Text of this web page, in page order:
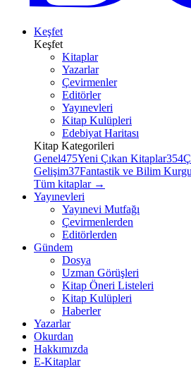
Keşfet
Keşfet
Kitaplar
Yazarlar
Çevirmenler
Editörler
Yayınevleri
Kitap Kulüpleri
Edebiyat Haritası
Kitap Kategorileri
Genel475Yeni Çıkan Kitaplar354
Gelişim37Fantastik ve Bilim Kurgu
Tüm kitaplar →
Yayınevleri
Yayınevi Mutfağı
Çevirmenlerden
Editörlerden
Gündem
Dosya
Uzman Görüşleri
Kitap Öneri Listeleri
Kitap Kulüpleri
Haberler
Yazarlar
Okurdan
Hakkımızda
E-Kitaplar